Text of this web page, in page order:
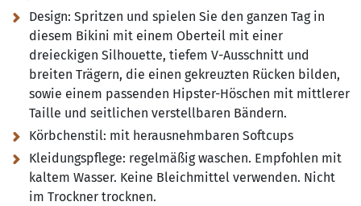
Design: Spritzen und spielen Sie den ganzen Tag in
diesem Bikini mit einem Oberteil mit einer
dreieckigen Silhouette, tiefem V-Ausschnitt und
breiten Trägern, die einen gekreuzten Rücken bilden,
sowie einem passenden Hipster-Höschen mit mittlerer
Taille und seitlichen verstellbaren Bändern.
Körbchenstil: mit herausnehmbaren Softcups
Kleidungspflege: regelmäßig waschen. Empfohlen mit
kaltem Wasser. Keine Bleichmittel verwenden. Nicht
im Trockner trocknen.